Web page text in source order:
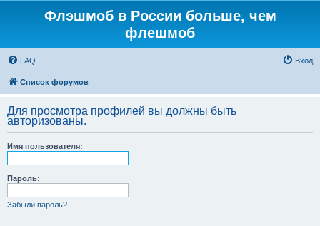
Флэшмоб в России больше, чем
флешмоб
FAQ Вход
Список форумов
Для просмотра профилей вы должны быть
авторизованы.
Имя пользователя:
Пароль:
Забыли пароль?